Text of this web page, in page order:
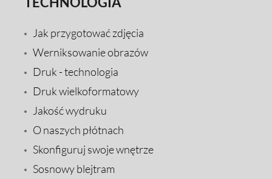
Jak przygotować zdjęcia
Werniksowanie obrazów
Druk - technologia
Druk wielkoformatowy
Jakość wydruku
O naszych płótnach
Skonfiguruj swoje wnętrze
Sosnowy blejtram